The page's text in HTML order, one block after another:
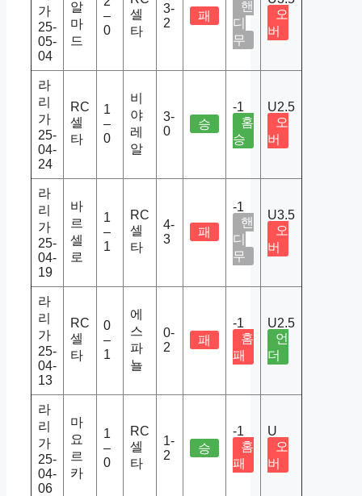
가
25-
05-
04
알
마
드
–
0
셀
타
3-
2
패
핸
디
무
오
버
라
리
가
25-
04-
24
RC
셀
타
1
–
0
비
야
레
알
3-
0
승
-1
홈
승
U2.5
오
버
라
리
가
25-
04-
19
바
르
셀
로
1
–
1
RC
셀
타
4-
3
패
-1
핸
디
무
U3.5
오
버
라
리
가
25-
04-
13
RC
셀
타
0
–
1
에
스
파
뇰
0-
2
패
-1
홈
패
U2.5
언
더
라
리
가
25-
04-
06
마
요
르
카
1
–
0
RC
셀
타
1-
2
승
-1
홈
패
U
오
버